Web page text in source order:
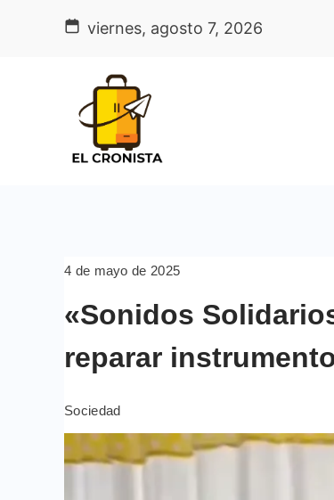
viernes, agosto 7, 2026
4 de mayo de 2025
«Sonidos
reparar
Sociedad